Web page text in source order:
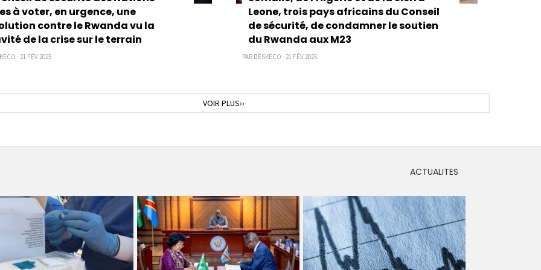
à voter, en urgence, une
contre le Rwanda vu la
de la crise sur le terrain
- 21 FÉV 2025
Leone, trois pays africains du Conseil
de sécurité, de condamner le soutien
du Rwanda aux M23
PAR DESKECO - 21 FÉV 2025
Page
suivante
VOIR PLUS››
ACTUALITES